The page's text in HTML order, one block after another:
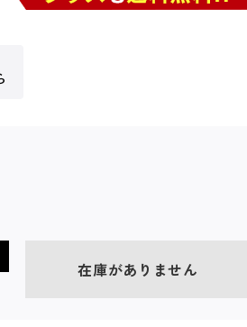
在庫がありません